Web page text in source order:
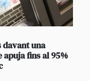
davant una
apuja fins al 95%